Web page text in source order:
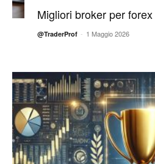
Migliori broker per
@TraderProf - 1 Maggio 2026